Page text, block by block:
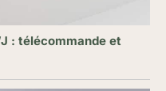
: télécommande et